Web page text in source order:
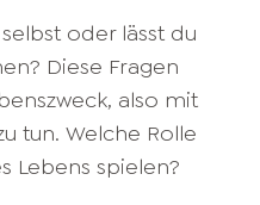
oder lässt du
Diese Fragen
also mit
tun. Welche Rolle
Lebens spielen?